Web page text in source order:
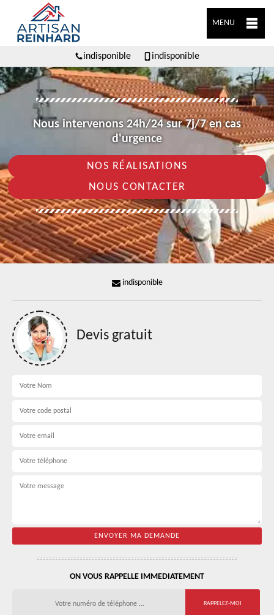
MENU
indisponible indisponible
Nous intervenons 24h/24 sur 7j/7 en cas
d'urgence
NOS RÉALISATIONS
NOUS CONTACTER
indisponible
Devis gratuit
ON VOUS RAPPELLE IMMEDIATEMENT